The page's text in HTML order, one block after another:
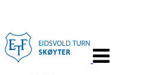
navigasjon